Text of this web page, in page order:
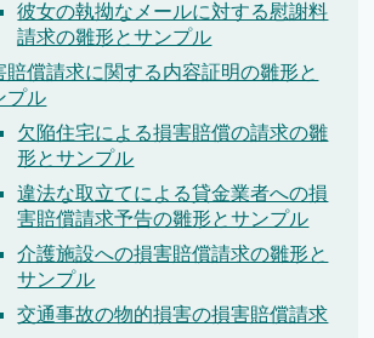
彼女の執拗なメールに対する慰謝料
請求の雛形とサンプル
賠償請求に関する内容証明の雛形と
プル
欠陥住宅による損害賠償の請求の雛
形とサンプル
違法な取立てによる貸金業者への損
害賠償請求予告の雛形とサンプル
介護施設への損害賠償請求の雛形と
サンプル
交通事故の物的損害の損害賠償請求